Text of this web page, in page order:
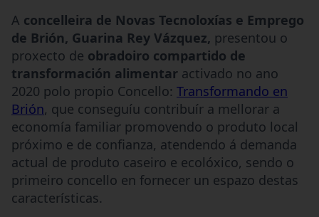
A concelleira de Novas Tecnoloxías e Emprego
de Brión, Guarina Rey Vázquez, presentou o
proxecto de obradoiro compartido de
transformación alimentar activado no ano
2020 polo propio Concello: Transformando en
Brión, que conseguíu contribuír a mellorar a
economía familiar promovendo o produto local
próximo e de confianza, atendendo á demanda
actual de produto caseiro e ecolóxico, sendo o
primeiro concello en fornecer un espazo destas
características.